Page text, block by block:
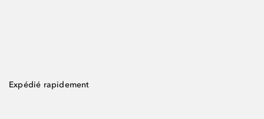
Expédié rapidement